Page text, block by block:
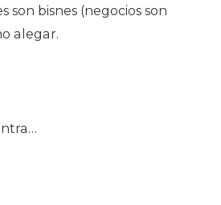
son bisnes (negocios son
alegar.